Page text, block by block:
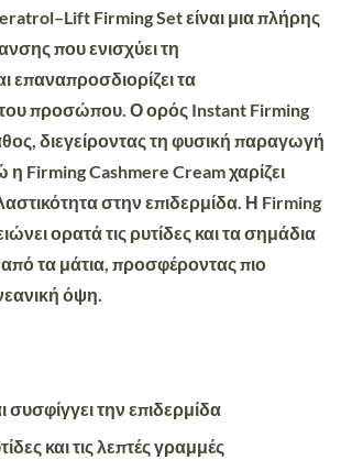
Firming Setείναι μια πλήρης
πουενισχύει τη
επαναπροσδιορίζει τα
του προσώπου . Ο ορός Instant Firming
διεγείροντας τη φυσική παραγωγή
η Firming Cashmere Creamχαρίζει
στην επιδερμίδα. Η Firming
ορατά τις ρυτίδες και τα σημάδια
τα μάτια, προσφέροντας πιο
όψη.
συσφίγγειτην επιδερμίδα
και τις λεπτές γραμμές